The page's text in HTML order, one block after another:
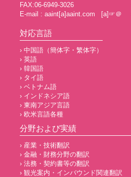
FAX:06-6949-3026
E-mail : aaint[a]aaint.com [a]☞＠
対応言語
› 中国語（簡体字・繁体字）
› 英語
› 韓国語
› タイ語
› ベトナム語
› インドネシア語
› 東南アジア言語
› 欧米言語各種
分野および実績
› 産業・技術翻訳
› 金融・財務分野の翻訳
› 法務・契約書等の翻訳
› 観光案内・インバウンド関連翻訳